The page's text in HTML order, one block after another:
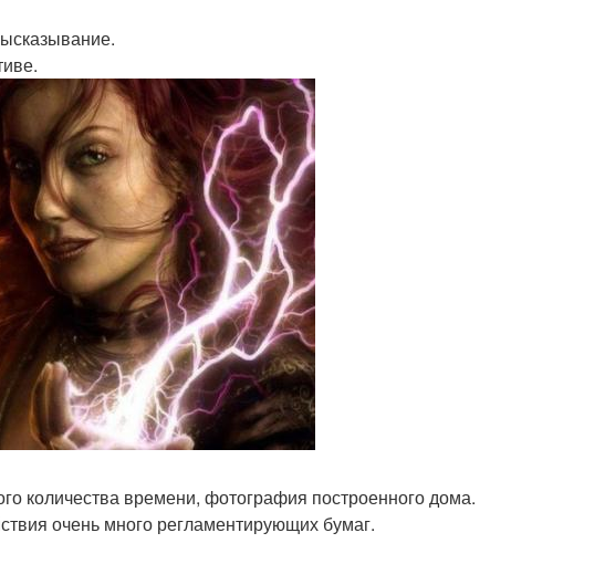
количества времени, фотография построенного дома.
очень много регламентирующих бумаг.